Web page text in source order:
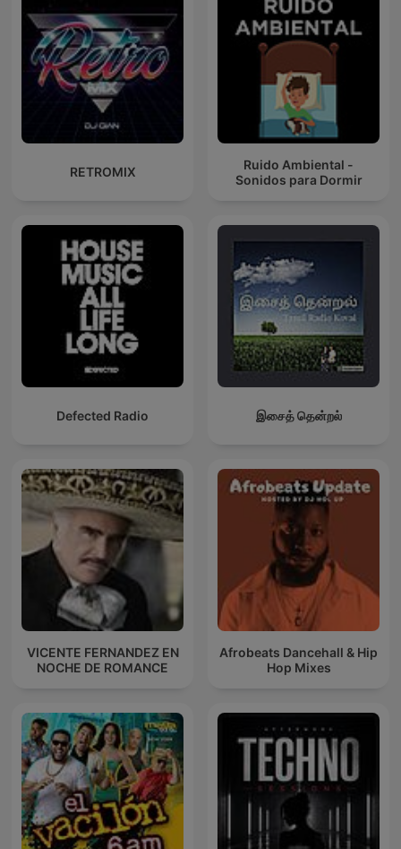
Ruido Ambiental -
Sonidos para Dormir
RETROMIX
இசைத் தென்றல்
Defected Radio
Afrobeats Dancehall & Hip
Hop Mixes
VICENTE FERNANDEZ EN
NOCHE DE ROMANCE